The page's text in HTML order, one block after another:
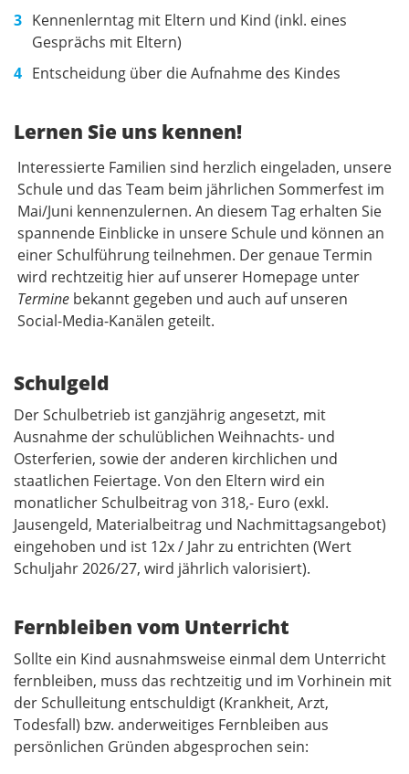
Kennenlerntag mit Eltern und Kind (inkl. eines
Gesprächs mit Eltern)
Entscheidung über die Aufnahme des Kindes
Lernen Sie uns kennen!
Interessierte Familien sind herzlich eingeladen, unsere
Schule und das Team beim jährlichen Sommerfest im
Mai/Juni kennenzulernen. An diesem Tag erhalten Sie
spannende Einblicke in unsere Schule und können an
einer Schulführung teilnehmen. Der genaue Termin
wird rechtzeitig hier auf unserer Homepage unter
Termine bekannt gegeben und auch auf unseren
Social-Media-Kanälen geteilt.
Schulgeld
Der Schulbetrieb ist ganzjährig angesetzt, mit
Ausnahme der schulüblichen Weihnachts- und
Osterferien, sowie der anderen kirchlichen und
staatlichen Feiertage. Von den Eltern wird ein
monatlicher Schulbeitrag von 318,- Euro (exkl.
Jausengeld, Materialbeitrag und Nachmittagsangebot)
eingehoben und ist 12x / Jahr zu entrichten (Wert
Schuljahr 2026/27, wird jährlich valorisiert).
Fernbleiben vom Unterricht
Sollte ein Kind ausnahmsweise einmal dem Unterricht
fernbleiben, muss das rechtzeitig und im Vorhinein mit
der Schulleitung entschuldigt (Krankheit, Arzt,
Todesfall) bzw. anderweitiges Fernbleiben aus
persönlichen Gründen abgesprochen sein: